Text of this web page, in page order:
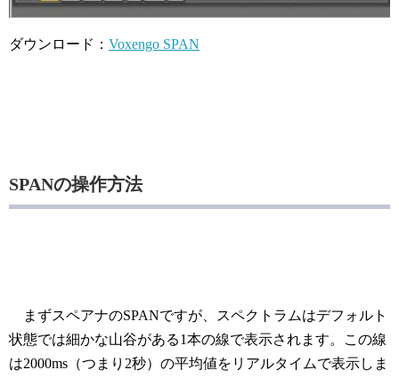
ダウンロード： Voxengo SPAN
SPANの操作方法
まずスペアナのSPANですが、スペクトラムはデフォルト
状態では細かな山谷がある1本の線で表示されます。この線
は2000ms（つまり2秒）の平均値をリアルタイムで表示しま